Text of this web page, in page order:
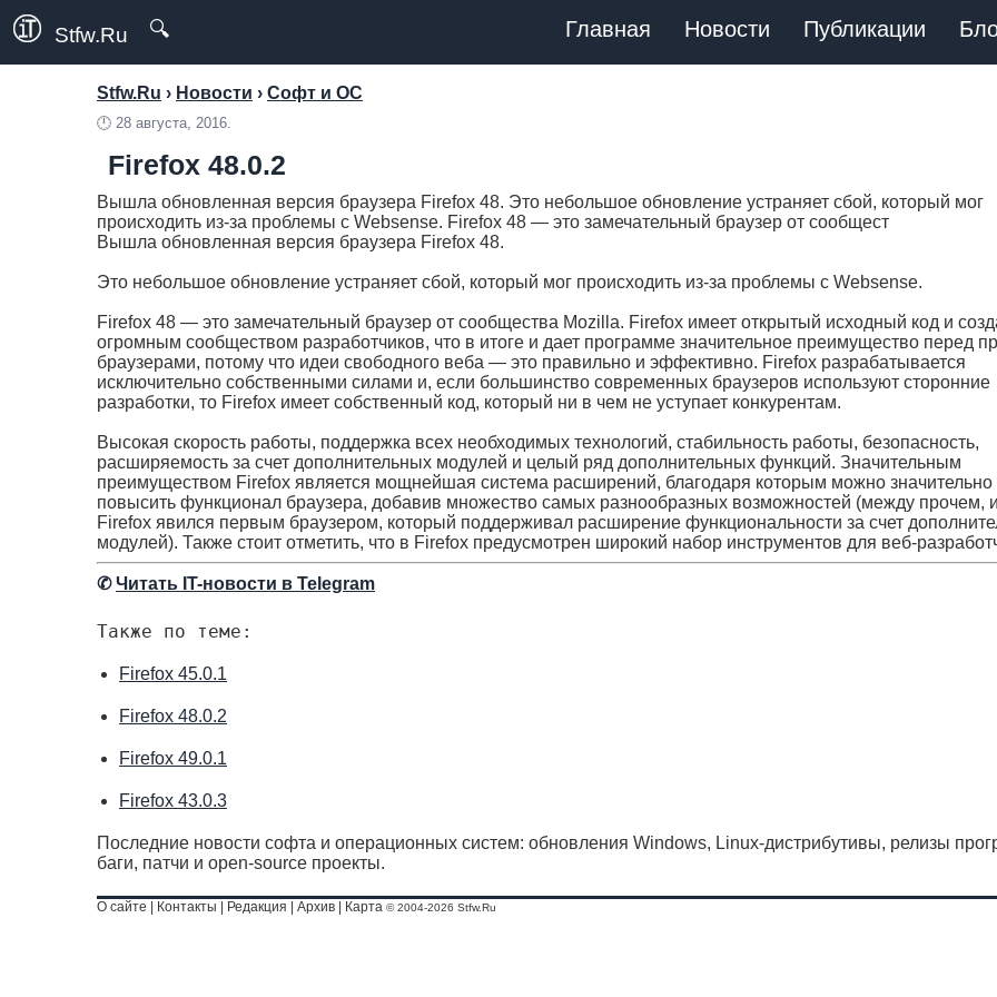
Stfw.Ru 🔍 Главная Новости Публикации
Stfw.Ru › Новости › Софт и ОС
🕛 28 августа, 2016.
Firefox 48.0.2
Вышла обновленная версия браузера Firefox 48. Это небольшое обновление устраняет сбой, который мог
происходить из-за проблемы с Websense. Firefox 48 — это замечательный браузер от сообщест
Вышла обновленная версия браузера Firefox 48.
Это небольшое обновление устраняет сбой, который мог происходить из-за проблемы с Websense.
Firefox 48 — это замечательный браузер от сообщества Mozilla. Firefox имеет открытый исходный код и
огромным сообществом разработчиков, что в итоге и дает программе значительное преимущество перед
браузерами, потому что идеи свободного веба — это правильно и эффективно. Firefox разрабатывается
исключительно собственными силами и, если большинство современных браузеров используют сторонние
разработки, то Firefox имеет собственный код, который ни в чем не уступает конкурентам.
Высокая скорость работы, поддержка всех необходимых технологий, стабильность работы, безопасность,
расширяемость за счет дополнительных модулей и целый ряд дополнительных функций. Значительным
преимуществом Firefox является мощнейшая система расширений, благодаря которым можно значительно
повысить функционал браузера, добавив множество самых разнообразных возможностей (между прочем,
Firefox явился первым браузером, который поддерживал расширение функциональности за счет
модулей). Также стоит отметить, что в Firefox предусмотрен широкий набор инструментов для веб-
✆Читать IT-новости в Telegram
Также по теме:
Firefox 45.0.1
Firefox 48.0.2
Firefox 49.0.1
Firefox 43.0.3
Последние новости софта и операционных систем: обновления Windows, Linux-дистрибутивы, релизы
баги, патчи и open-source проекты.
О сайте Контакты Редакция Архив Карта © 2004-2026 Stfw.Ru